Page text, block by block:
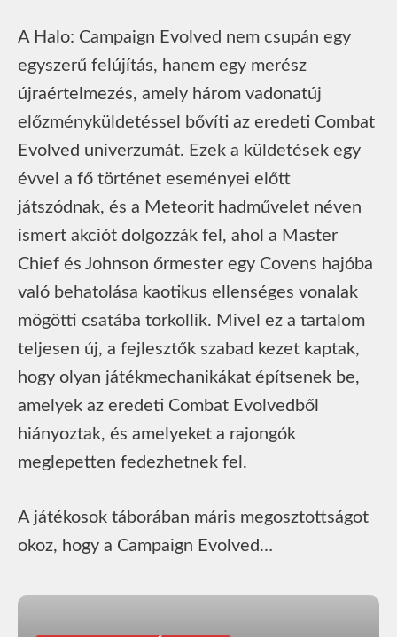
A Halo: Campaign Evolved nem csupán egy
egyszerű felújítás, hanem egy merész
újraértelmezés, amely három vadonatúj
előzményküldetéssel bővíti az eredeti Combat
Evolved univerzumát. Ezek a küldetések egy
évvel a fő történet eseményei előtt
játszódnak, és a Meteorit hadművelet néven
ismert akciót dolgozzák fel, ahol a Master
Chief és Johnson őrmester egy Covens hajóba
való behatolása kaotikus ellenséges vonalak
mögötti csatába torkollik. Mivel ez a tartalom
teljesen új, a fejlesztők szabad kezet kaptak,
hogy olyan játékmechanikákat építsenek be,
amelyek az eredeti Combat Evolvedből
hiányoztak, és amelyeket a rajongók
meglepetten fedezhetnek fel.
A játékosok táborában máris megosztottságot
okoz, hogy a Campaign Evolved…